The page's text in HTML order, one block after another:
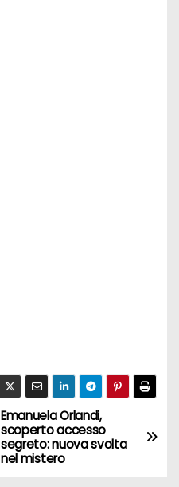
Emanuela Orlandi,
scoperto accesso
segreto: nuova svolta
nel mistero